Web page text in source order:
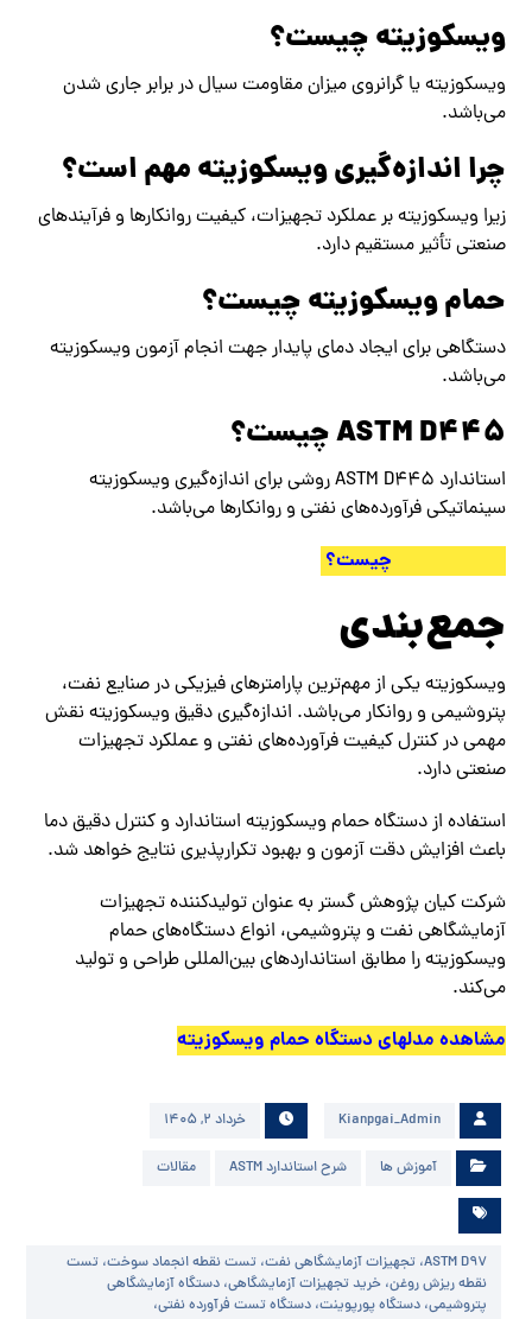
ویسکوزیته چیست؟
ویسکوزیته یا گرانروی میزان مقاومت سیال در برابر جاری شدن
می‌باشد.
چرا اندازه‌گیری ویسکوزیته مهم است؟
زیرا ویسکوزیته بر عملکرد تجهیزات، کیفیت روانکارها و فرآیندهای
صنعتی تأثیر مستقیم دارد.
حمام ویسکوزیته چیست؟
دستگاهی برای ایجاد دمای پایدار جهت انجام آزمون ویسکوزیته
می‌باشد.
ASTM D445 چیست؟
استاندارد ASTM D445 روشی برای اندازه‌گیری ویسکوزیته
سینماتیکی فرآورده‌های نفتی و روانکارها می‌باشد.
جمع‌بندی
ویسکوزیته یکی از مهم‌ترین پارامترهای فیزیکی در صنایع نفت،
پتروشیمی و روانکار می‌باشد. اندازه‌گیری دقیق ویسکوزیته نقش
مهمی در کنترل کیفیت فرآورده‌های نفتی و عملکرد تجهیزات
صنعتی دارد.
استفاده از دستگاه حمام ویسکوزیته استاندارد و کنترل دقیق دما
باعث افزایش دقت آزمون و بهبود تکرارپذیری نتایج خواهد شد.
شرکت کیان پژوهش گستر به عنوان تولیدکننده تجهیزات
آزمایشگاهی نفت و پتروشیمی، انواع دستگاه‌های حمام
ویسکوزیته را مطابق استانداردهای بین‌المللی طراحی و تولید
می‌کند.
مشاهده مدلهای دستگاه حمام ویسکوزیته
Kianpgai_Admin خرداد ۲, ۱۴۰۵
آموزش ها شرح استاندارد ASTM مقالات
ASTM D97، تجهیزات آزمایشگاهی نفت، تست نقطه انجماد سوخت، تست
نقطه ریزش روغن، خرید تجهیزات آزمایشگاهی، دستگاه آزمایشگاهی
پتروشیمی، دستگاه پورپوینت، دستگاه تست فرآورده نفتی،